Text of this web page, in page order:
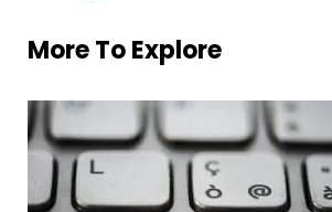
More To Explore